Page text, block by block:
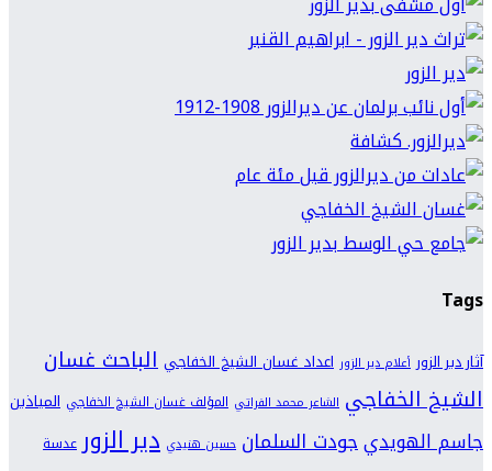
Tags
آثار دير الزور أعلام دير الزور اعداد غسان الشيخ الخفاجي الباحث غسان
الشيخ الخفاجي الشاعر محمد الفراتي المؤلف غسان الشيخ الخفاجي المياذين
جاسم الهويديجودت السلمان حسين هنيدي دير الزور عدسة